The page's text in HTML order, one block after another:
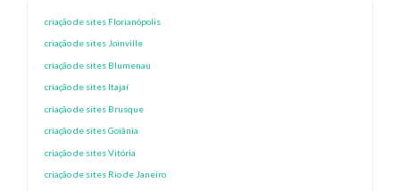
criação de sites Florianópolis
criação de sites Joinville
criação de sites Blumenau
criação de sites Itajaí
criação de sites Brusque
criação de sites Goiânia
criação de sites Vitória
criação de sites Rio de Janeiro